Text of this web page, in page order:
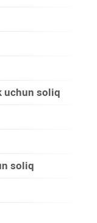
uchun soliq
soliq